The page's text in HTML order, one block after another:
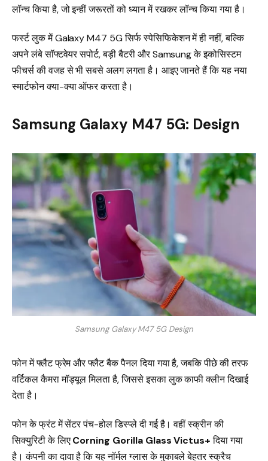
लॉन्च किया है, जो इन्हीं जरूरतों को ध्यान में रखकर लॉन्च किया गया है।
फर्स्ट लुक में Galaxy M47 5G सिर्फ स्पेसिफिकेशन में ही नहीं, बल्कि
अपने लंबे सॉफ्टवेयर सपोर्ट, बड़ी बैटरी और Samsung के इकोसिस्टम
फीचर्स की वजह से भी सबसे अलग लगता है। आइए जानते हैं कि यह नया
स्मार्टफोन क्या-क्या ऑफर करता है।
Samsung Galaxy M47 5G: Design
Samsung Galaxy M47 5G Design
फोन में फ्लैट फ्रेम और फ्लैट बैक पैनल दिया गया है, जबकि पीछे की तरफ
वर्टिकल कैमरा मॉड्यूल मिलता है, जिससे इसका लुक काफी क्लीन दिखाई
देता है।
फोन के फ्रंट में सेंटर पंच-होल डिस्प्ले दी गई है। वहीं स्क्रीन की
सिक्युरिटी के लिएCorning Gorilla Glass Victus+दिया गया
है। कंपनी का दावा है कि यह नॉर्मल ग्लास के मुकाबले बेहतर स्क्रैच